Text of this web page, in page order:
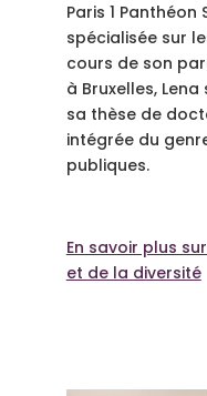
Paris 1 Panthéon
spécialisée sur
cours de son
à Bruxelles,
sa thèse de
intégrée du
publiques.
En savoir plus
et de la diversité